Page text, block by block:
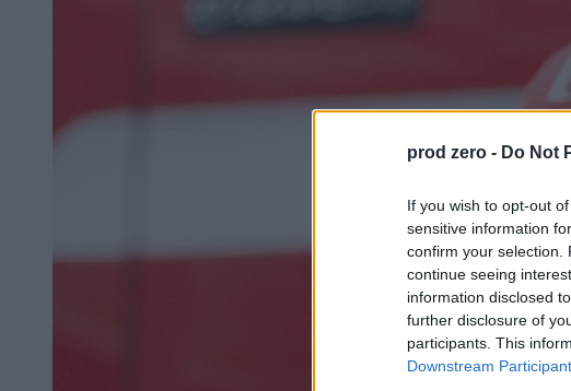
prod zero - Do Not
If you wish to opt-out
sensitive information
confirm your selection.
continue seeing
information disclosed
further disclosure of
participants. This
Downstream